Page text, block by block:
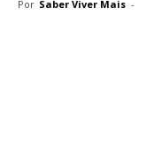
Por Saber Viver Mais -